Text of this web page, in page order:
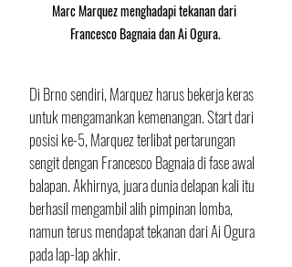
Marc Marquez menghadapi tekanan dari
Francesco Bagnaia dan Ai Ogura.
Di Brno sendiri, Marquez harus bekerja keras
untuk mengamankan kemenangan. Start dari
posisi ke-5, Marquez terlibat pertarungan
sengit dengan Francesco Bagnaia di fase awal
balapan. Akhirnya, juara dunia delapan kali itu
berhasil mengambil alih pimpinan lomba,
namun terus mendapat tekanan dari Ai Ogura
pada lap-lap akhir.